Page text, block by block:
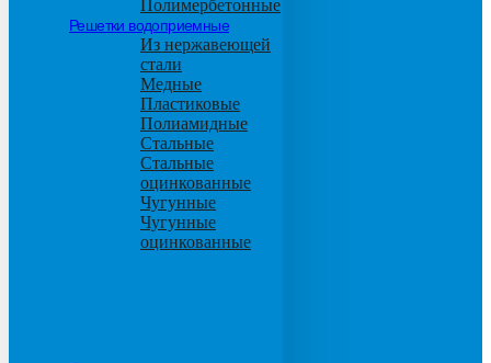
Полимербетонные
Решетки водоприемные
Из нержавеющей
стали
Медные
Пластиковые
Полиамидные
Стальные
Стальные
оцинкованные
Чугунные
Чугунные
оцинкованные